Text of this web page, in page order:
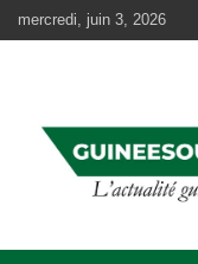
au
mercredi, juin 3, 2026